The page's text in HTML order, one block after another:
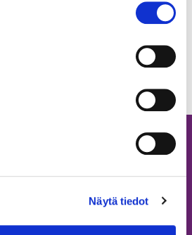
Näytä tiedot